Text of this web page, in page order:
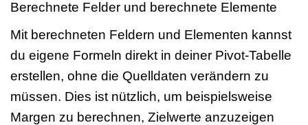
Berechnete Felder und berechnete Elemente
Mit berechneten Feldern und Elementen kannst
du eigene Formeln direkt in deiner Pivot-Tabelle
erstellen, ohne die Quelldaten verändern zu
müssen. Dies ist nützlich, um beispielsweise
Margen zu berechnen, Zielwerte anzuzeigen